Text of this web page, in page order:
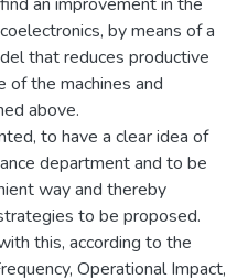
by means of a
that reduces productive
the machines and
above.
to have a clear idea of
department and to be
way and thereby
to be proposed.
this, according to the
Operational Impact,